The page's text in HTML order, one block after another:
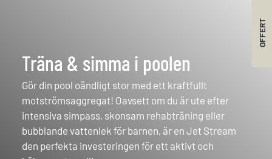
Träna & simma i poolen
Gör din pool oändligt stor med ett kraftfullt
motströmsaggregat! Oavsett om du är ute efter
intensiva simpass, skonsam rehabträning eller
bubblande vattenlek för barnen, är en Jet Stream
den perfekta investeringen för ett aktivt och
OFFERT